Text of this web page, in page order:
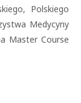
Polskiego
Medycyny
Master Course